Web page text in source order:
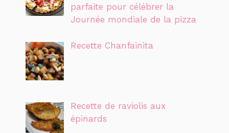
parfaite pour célébrer la
Journée mondiale de la pizza
Recette Chanfainita
Recette de raviolis aux
épinards